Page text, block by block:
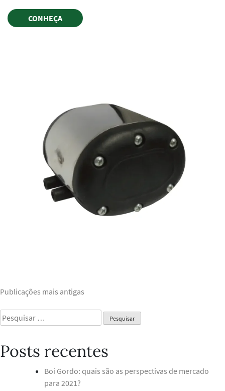
CONHEÇA
Navegação
por
posts
Publicações mais antigas
Pesquisar
por:
Posts recentes
Boi Gordo: quais são as perspectivas de mercado
para 2021?